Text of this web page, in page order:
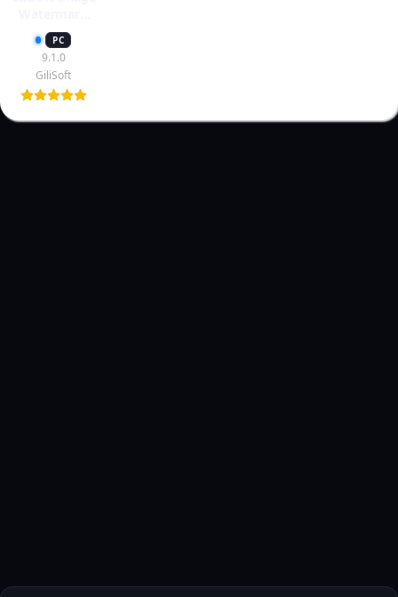
Master
PC
9.1.0
GiliSoft